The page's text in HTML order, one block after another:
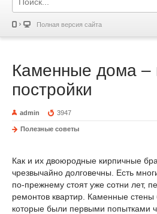
Полная версия сайта
Каменные дома –
постройки
admin 3947
Полезные советы
Как и их двоюродные кирпичные
чрезвычайно долговечны. Есть
по-прежнему стоят уже сотни лет,
ремонтов квартир. Каменные стены
которые были первыми попытками